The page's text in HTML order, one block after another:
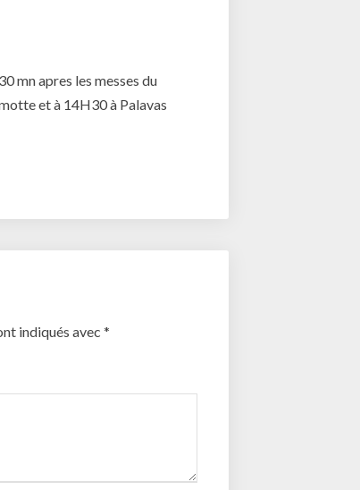
mn apres les messes du
et à 14H30 à Palavas
indiqués avec*